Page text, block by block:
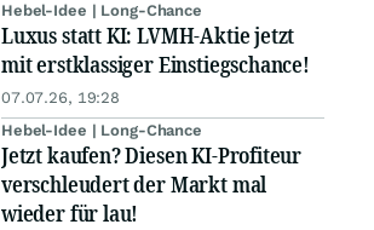
Hebel-Idee | Long-Chance
Luxus statt KI: LVMH-Aktie jetzt
mit erstklassiger Einstiegschance!
07.07.26, 19:28
Hebel-Idee | Long-Chance
Jetzt kaufen? Diesen KI-Profiteur
verschleudert der Markt mal
wieder für lau!